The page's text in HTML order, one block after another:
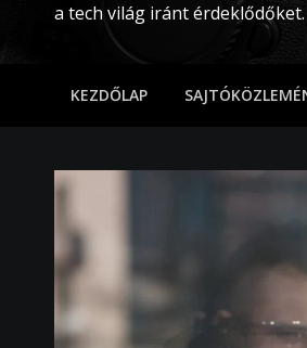
a tech világ iránt érdeklődőket.
KEZDŐLAP